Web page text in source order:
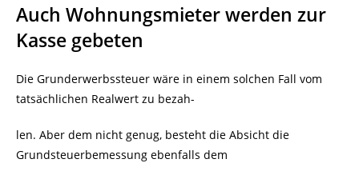
Auch Wohnungsmieter werden zur
Kasse gebeten
Die Grunderwerbssteuer wäre in einem solchen Fall vom
tatsächlichen Realwert zu bezah-
len. Aber dem nicht genug, besteht die Absicht die
Grundsteuerbemessung ebenfalls dem